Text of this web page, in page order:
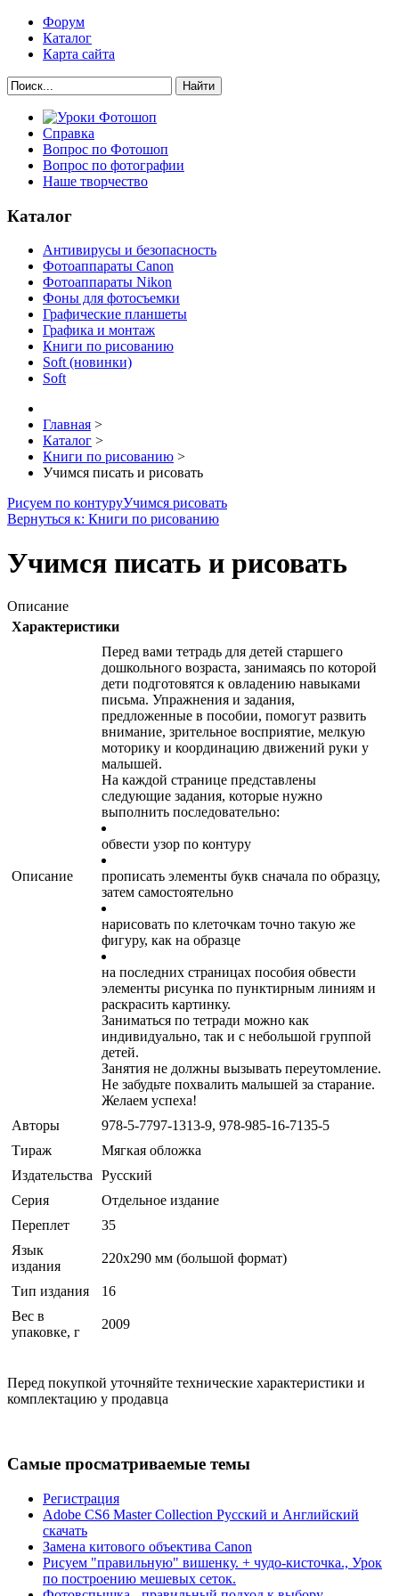
Форум
Каталог
Карта сайта
Найти
Справка
Вопрос по Фотошоп
Вопрос по фотографии
Наше творчество
Каталог
Антивирусы и безопасность
Фотоаппараты Canon
Фотоаппараты Nikon
Фоны для фотосъемки
Графические планшеты
Графика и монтаж
Книги по рисованию
Soft (новинки)
Soft
Главная >
Каталог >
Книги по рисованию >
Учимся писать и рисовать
Рисуем по контуруУчимся рисовать
Вернуться к: Книги по рисованию
Учимся писать и рисовать
Описание
Характеристики
Описание
Перед вами тетрадь для детей старшего
дошкольного возраста, занимаясь по которой
дети подготовятся к овладению навыками
письма. Упражнения и задания,
предложенные в пособии, помогут развить
внимание, зрительное восприятие, мелкую
моторику и координацию движений руки у
малышей.
На каждой странице представлены
следующие задания, которые нужно
выполнить последовательно:
обвести узор по контуру
прописать элементы букв сначала по образцу,
затем самостоятельно
нарисовать по клеточкам точно такую же
фигуру, как на образце
на последних страницах пособия обвести
элементы рисунка по пунктирным линиям и
раскрасить картинку.
Заниматься по тетради можно как
индивидуально, так и с небольшой группой
детей.
Занятия не должны вызывать переутомление.
Не забудьте похвалить малышей за старание.
Желаем успеха!
Авторы
978-5-7797-1313-9, 978-985-16-7135-5
Тираж
Мягкая обложка
Издательства
Русский
Серия
Отдельное издание
Переплет
35
Язык
издания
220х290 мм (большой формат)
Тип издания
16
Вес в
упаковке, г
2009
Перед покупкой уточняйте технические характеристики и
комплектацию у продавца
Самые просматриваемые темы
Регистрация
Adobe CS6 Master Collection Русский и Английский
скачать
Замена китового объектива Canon
Рисуем "правильную" вишенку. + чудо-кисточка., Урок
по построению мешевых сеток.